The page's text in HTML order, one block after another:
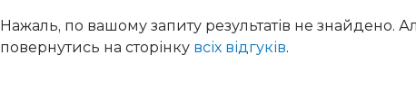
Нажаль, по вашому запиту результатів не знайдено.
повернутись на сторінку всіх відгуків.